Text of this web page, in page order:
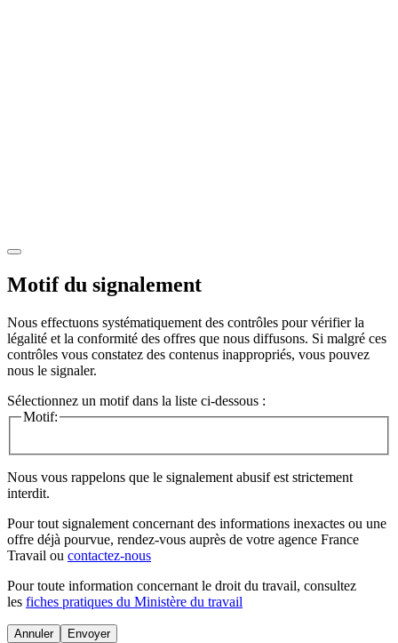
Motif du signalement
Nous effectuons systématiquement des contrôles pour vérifier la
légalité et la conformité des offres que nous diffusons. Si malgré ces
contrôles vous constatez des contenus inappropriés, vous pouvez
nous le signaler.
Sélectionnez un motif dans la liste ci-dessous :
Motif:
Nous vous rappelons que le signalement abusif est strictement
interdit.
Pour tout signalement concernant des informations inexactes ou une
offre déjà pourvue, rendez-vous auprès de votre agence France
Travail ou contactez-nous
Pour toute information concernant le droit du travail, consultez
les fiches pratiques du Ministère du travail
Annuler